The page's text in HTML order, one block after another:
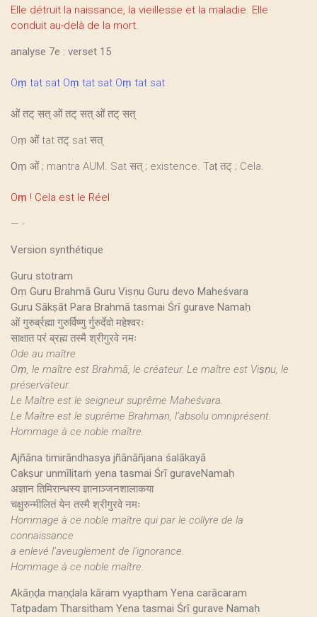
Elle détruit la naissance, la vieillesse et la maladie. Elle
conduit au-delà de la mort.
analyse 7e : verset 15
Oṃ tat sat Oṃ tat sat Oṃ tat sat
ओं तट् सत् ओं तट् सत् ओं तट् सत्
Oṃ ओं tat तट् sat सत्
Oṃ ओं ; mantra AUM. Sat सत् ; existence. Taṭ तट् ; Cela.
Oṃ ! Cela est le Réel
— -
Version synthétique
Guru stotram
Oṃ Guru Brahmā Guru Viṣṇu Guru devo Maheśvara
Guru Sākṣāt Para Brahmā tasmai Śrī gurave Namaḥ
ओं गुरुर्ब्रह्मा गुरुर्विष्णु र्गुरुर्देवो महेश्वरः
साक्षात परं ब्रह्म तस्मै श्रीगुरवे नमः
Ode au maître
Oṃ, le maître est Brahmā, le créateur. Le maître est Viṣṇu, le
préservateur.
Le Maître est le seigneur suprême Maheśvara.
Le Maître est le suprême Brahman, l’absolu omniprésent.
Hommage à ce noble maître.
Ajñāna timirāndhasya jñānāñjana śalākayā
Cakṣur unmīlitaṁ yena tasmai Śrī guraveNamaḥ
अज्ञान तिमिरान्धस्य ज्ञानाञ्जनशालाकया
चक्षुरुन्मीलितं येन तस्मै श्रीगुरवे नमः
Hommage à ce noble maître qui par le collyre de la
connaissance
a enlevé l’aveuglement de l’ignorance.
Hommage à ce noble maître.
Akāṇḍa maṇḍala kāram vyaptham Yena carācaram
Tatpadam Tharsitham Yena tasmai Śrī gurave Namaḥ